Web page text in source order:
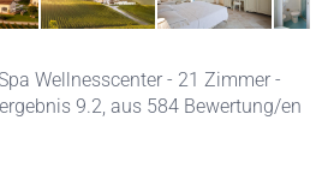
Wellnesscenter - 21 Zimmer -
9.2, aus 584 Bewertung/en